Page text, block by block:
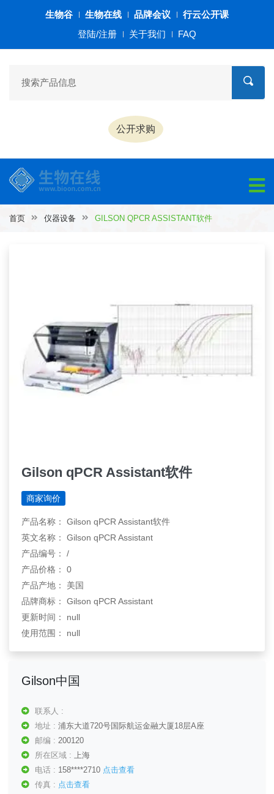
生物谷 生物在线 品牌会议
行云公开课
登陆/注册
关于我们 FAQ
公开求购
首页 仪器设备 GILSON QPCR ASSISTANT软件
Gilson qPCR Assistant软件
商家询价
产品名称： Gilson qPCR Assistant软件
英文名称： Gilson qPCR Assistant
产品编号： /
产品价格： 0
产品产地： 美国
品牌商标： Gilson qPCR Assistant
更新时间： null
使用范围： null
Gilson中国
联系人 :
地址 : 浦东大道720号国际航运金融大厦18层A座
邮编 : 200120
所在区域 : 上海
电话 : 158****2710 点击查看
传真 : 点击查看